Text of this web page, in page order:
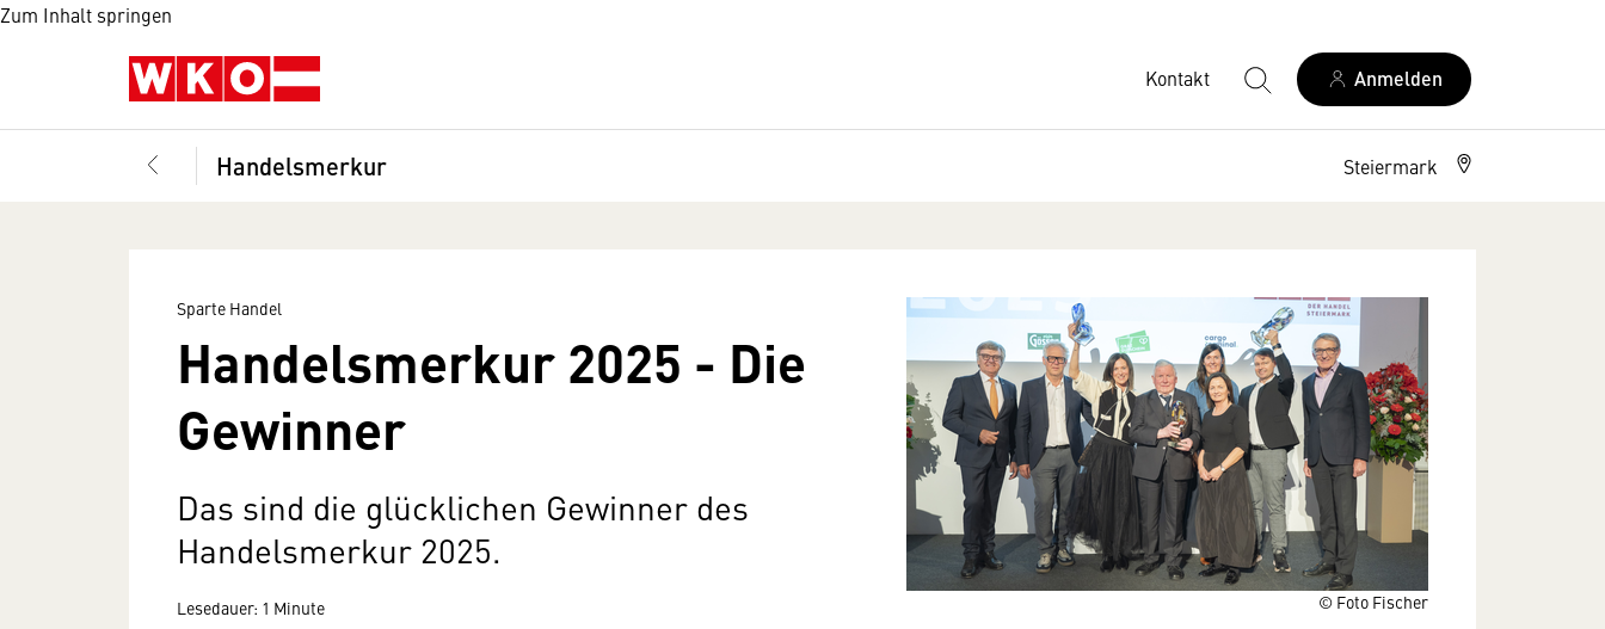
Zum Inhalt springen
Kontakt Anmelden
Handelsmerkur Steiermark
© Foto Fischer
Sparte Handel
Handelsmerkur 2025 - Die
Gewinner
Das sind die glücklichen Gewinner des
Handelsmerkur 2025.
Lesedauer: 1 Minute